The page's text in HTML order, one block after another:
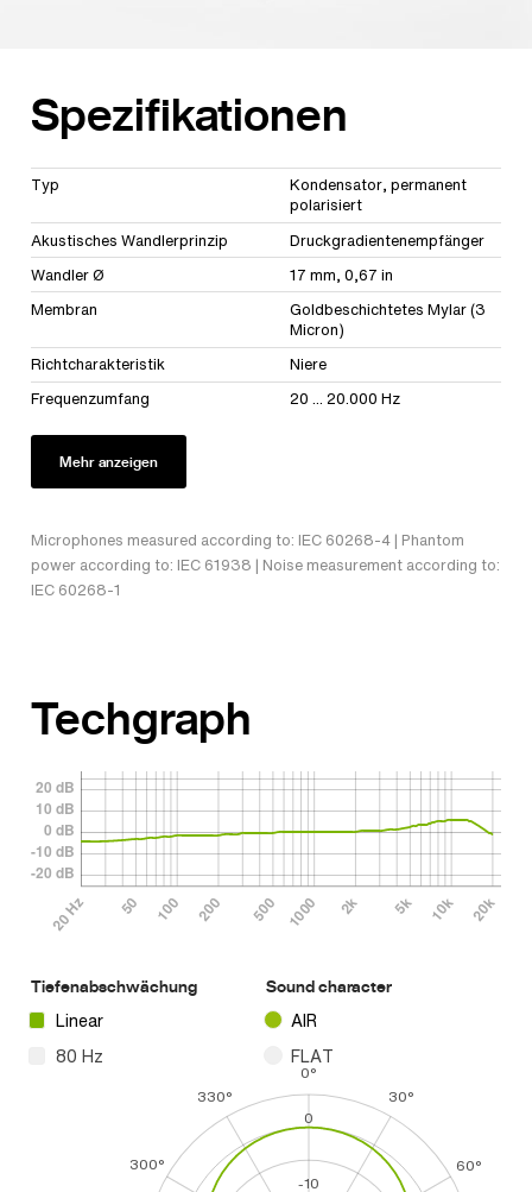
Spezifikationen
Typ
Kondensator, permanent
polarisiert
Akustisches Wandlerprinzip
Druckgradientenempfänger
Wandler Ø
17 mm, 0,67 in
Membran
Goldbeschichtetes Mylar (3
Micron)
Richtcharakteristik
Niere
Frequenzumfang
20 ... 20.000 Hz
Mehr anzeigen
Microphones measured according to: IEC 60268-4 | Phantom
power according to: IEC 61938 | Noise measurement according to:
IEC 60268-1
Techgraph
Tiefenabschwächung
Linear
80 Hz
Sound character
AIR
FLAT
0°
30°
60°
300°
330°
-10
0